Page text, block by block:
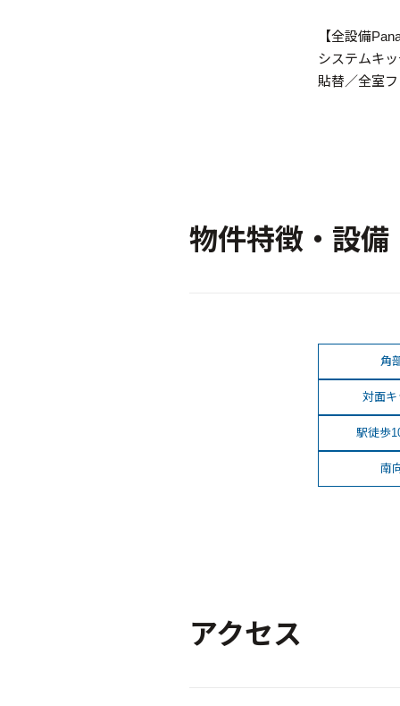
【全設備
システムキ
貼替／全室
物件特徴・設備
角
対面
駅徒歩
南
アクセス